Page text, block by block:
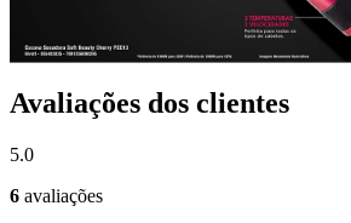
Avaliações dos clientes
5.0
6 avaliações